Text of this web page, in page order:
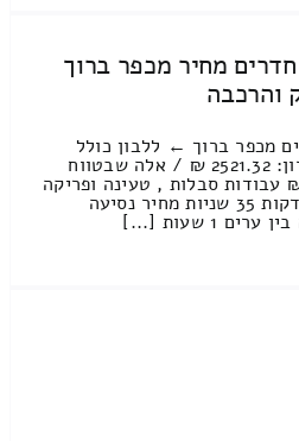
מחיר מכפר ברוך
והרכבה
מכפר ברוך ← ללבון כולל
פירוק והרכבה מחיר מחירון: 2521.32 ₪ / אלה שבטווח
3100 – 2400 ₪ עבודות סבלות , טעינה ופריקה
: 1296.66 ₪ / זמן : 54 דקות 35 שניות מחיר נסיעה